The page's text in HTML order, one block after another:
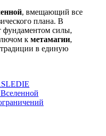
, вмещающий все
плана. В
силы,
к метамагии,
в единую